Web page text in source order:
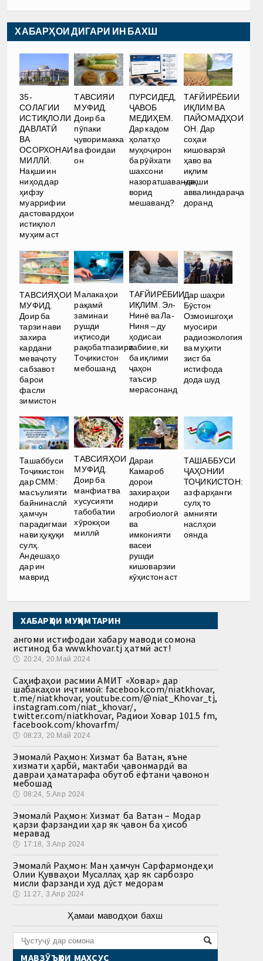
ХАБАРҲОИ ДИГАРИ ИН БАХШ
35-
СОЛАГИИ
ИСТИҚЛОЛИ
ДАВЛАТӢ
ВА
ОСОРХОНАИ
МИЛЛӢ.
Нақши ин
ниҳод дар
ҳифзу
муаррифии
дастовардҳои
истиқлол
муҳим аст
ТАВСИЯИ
МУФИД.
Доир ба
пӯпаки
ҷуворимакка
ва фоидаи
он
ПУРСИДЕД,
ҶАВОБ
МЕДИҲЕМ.
Дар кадом
ҳолатҳо
муҳоҷирон
ба рӯйхати
шахсони
назоратшаванда
ворид
мешаванд?
ТАҒЙИРЁБИИ
ИҚЛИМ ВА
ПАЙОМАДҲОИ
ОН. Дар
соҳаи
кишоварзӣ
ҳаво ва
иқлим
нақши
аввалиндараҷа
доранд
ТАВСИЯҲОИ
МУФИД.
Доир ба
тарзи нави
захира
кардани
меваҷоту
сабзавот
барои
фасли
зимистон
Малакаҳои
рақамӣ
заминаи
рушди
иқтисоди
рақобатпазири
Тоҷикистон
мебошанд
ТАҒЙИРЁБИИ
ИҚЛИМ. Эл-
Нинё ва Ла-
Ниня – ду
ҳодисаи
табиие, ки
ба иқлими
ҷаҳон
таъсир
мерасонанд
Дар шаҳри
Бӯстон
Озмоишгоҳи
муосири
радиоэкология
ва муҳити
зист ба
истифода
дода шуд
Ташаббуси
Тоҷикистон
дар СММ:
масъулияти
байнинаслӣ
ҳамчун
парадигмаи
нави ҳуқуқи
сулҳ.
Андешаҳо
дар ин
маврид
ТАВСИЯҲОИ
МУФИД.
Доир ба
манфиат ва
хусусияти
табобатии
хӯрокҳои
миллӣ
Дараи
Камароб
дорои
захираҳои
нодири
агробиологӣ
ва
имконияти
васеи
рушди
кишоварзии
кӯҳистон аст
ТАШАББУСИ
ҶАҲОНИИ
ТОҶИКИСТОН:
аз фарҳанги
сулҳ то
амнияти
наслҳои
оянда
ХАБАРҲОИ МУҲИМТАРИН
Ҳангоми истифодаи хабару маводи сомона
истинод ба www.khovar.tj ҳатмӣ аст!
🕔 20:24, 20.Май 2024
Саҳифаҳои расмии АМИТ «Ховар» дар
шабакаҳои иҷтимоӣ: facebook.com/niatkhovar,
t.me/niatkhovar, youtube.com/@niat_Khovar_tj,
instagram.com/niat_khovar/,
twitter.com/niatkhovar, Радиои Ховар 101.5 fm,
facebook.com/khovarfm/
🕔 08:23, 20.Май 2024
Эмомалӣ Раҳмон: Хизмат ба Ватан, яъне
хизмати ҳарбӣ, мактаби ҷавонмардӣ ва
давраи ҳаматарафа обутоб ёфтани ҷавонон
мебошад
🕔 08:24, 5.Апр 2024
Эмомалӣ Раҳмон: Хизмат ба Ватан – Модар
қарзи фарзандии ҳар як ҷавон ба ҳисоб
меравад
🕔 17:18, 3.Апр 2024
Эмомалӣ Раҳмон: Ман ҳамчун Сарфармондеҳи
Олии Қувваҳои Мусаллаҳ ҳар як сарбозро
мисли фарзанди худ дӯст медорам
🕔 11:27, 3.Апр 2024
Ҳамаи маводҳои бахш
МАВЗӮЪҲОИ МАХСУС